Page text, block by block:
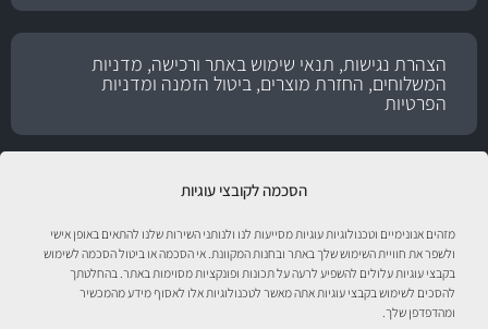
הסכמה לקובצי עוגיות
מזהים אנונימיים וטכנולוגיות עוגיות מסייעות לנו ולנותני השירות שלנו להתאים באופן אישי
ולשפר את חוויית השימוש שלך באתר ובחנות המקוונת. אי הסכמה או ביטול הסכמה לשימוש
בקבצי עוגיות עלולים להשפיע לרעה על תכונות ופונקציות מסוימות באתר. בהחלטתך
להסכים לשימוש בקבצי עוגיות אתה מאשר לטכנולוגיות אלו לאסוף מידע מהמכשיר
ומהדפדפן שלך.
הצהרת נגישות, תנאי שימוש באתר ורכישה, מדניות
המשלוחים, החזרת מוצרים, ביטול הזמנה ומדניות
הפרטיות